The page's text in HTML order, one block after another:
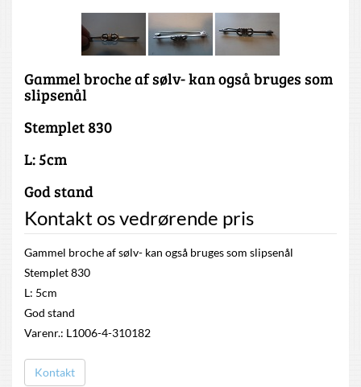
Gammel broche af sølv- kan også bruges som
slipsenål
Stemplet 830
L: 5cm
God stand
Kontakt os vedrørende pris
Gammel broche af sølv- kan også bruges som slipsenål
Stemplet 830
L: 5cm
God stand
Varenr.: L1006-4-310182
Kontakt